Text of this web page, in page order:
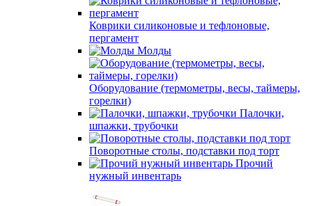
Коврики силиконовые и тефлоновые,
пергамент
Молды
Оборудование (термометры, весы, таймеры,
горелки)
Палочки,
шпажки, трубочки
Поворотные столы, подставки под торт
Прочий
нужный инвентарь